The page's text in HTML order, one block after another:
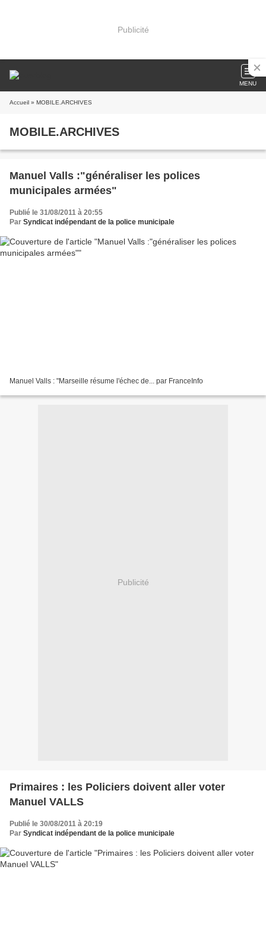
Publicité
MENU
Accueil » MOBILE.ARCHIVES
MOBILE.ARCHIVES
Manuel Valls :"généraliser les polices
municipales armées"
Publié le 31/08/2011 à 20:55
Par Syndicat indépendant de la police municipale
Manuel Valls : "Marseille résume l'échec de... par FranceInfo
Publicité
Primaires : les Policiers doivent aller voter
Manuel VALLS
Publié le 30/08/2011 à 20:19
Par Syndicat indépendant de la police municipale